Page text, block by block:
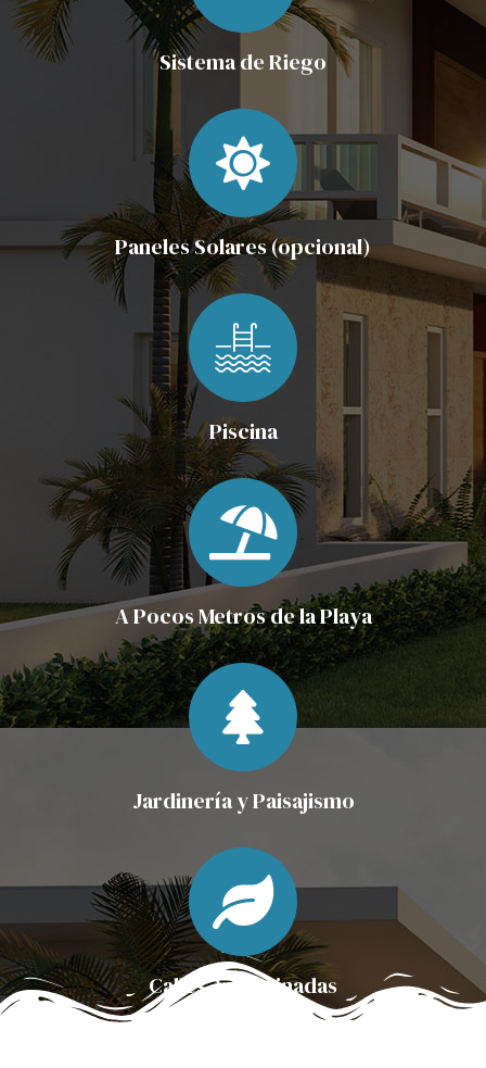
Sistema de Riego
Paneles Solares (opcional)
Piscina
A Pocos Metros de la Playa
Jardinería y Paisajismo
Calles Adoquinadas